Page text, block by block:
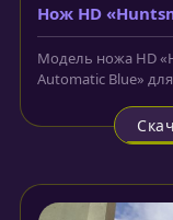
Нож HD
Automatic
Модель ножа HD
Automatic Blue» для
спортивном...